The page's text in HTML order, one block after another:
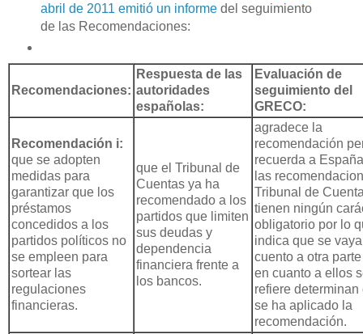
abril de 2011 emitió un informedel seguimiento
de las Recomendaciones:
Recomendaciones:
Respuesta de las
autoridades
españolas:
Evaluación de
seguimiento del
GRECO:
Recomendación i:
que se adopten
medidas para
garantizar que los
préstamos
concedidos a los
partidos políticos no
se empleen para
sortear las
regulaciones
financieras.
que el Tribunal de
Cuentas ya ha
recomendado a los
partidos que limiten
sus deudas y
dependencia
financiera frente a
los bancos.
agradece la
recomendación
recuerda a
las
Tribunal de
tienen ningún
obligatorio por lo
indica que se
cuento a otra
en cuanto a ellos
refiere determinan
se ha aplicado la
recomendación.